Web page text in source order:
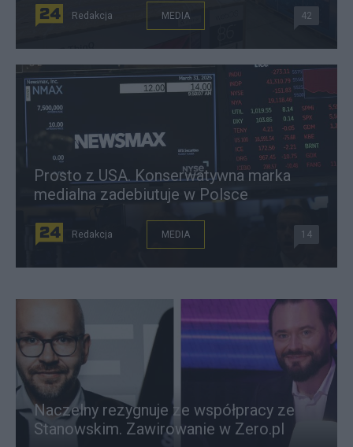
Redakcja MEDIA 42
Prosto z USA. Konserwatywna marka
medialna zadebiutuje w Polsce
Redakcja MEDIA 14
Naczelny rezygnuje ze współpracy ze
Stanowskim. Zawirowanie w Zero.pl